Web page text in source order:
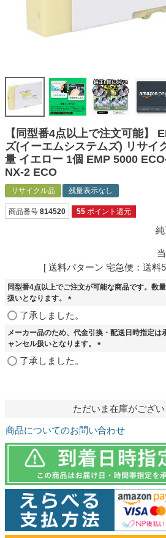
お客様の声
ご利用ガイド
よくある質問
お問い合わせ
会員専用商品
説明書ダウンロード
【同型番4点以上で注文可能】
ズ(イーエムシステムズ) リサイ
量 イエロー 1個 EMP 5000
NX-2 ECO
リサイクル品 残量表示なし
商品番号 814520 55 ポイント還元
送料パターン 宅急便：送料
同型番4点以上でご注文が可能な商品です。数
扱いとなります。
(
須
)
了承しました。
メーカー品のため、代金引換・配送日時指定は
ャンセル扱いとなります。
了承しました。
ただいま在庫がござい
商品についてのお問い合わせ